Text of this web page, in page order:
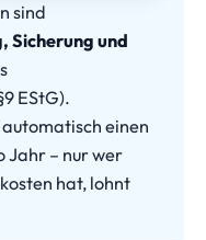
sind
Sicherung und
EStG).
einen
Jahr – nur wer
hat, lohnt